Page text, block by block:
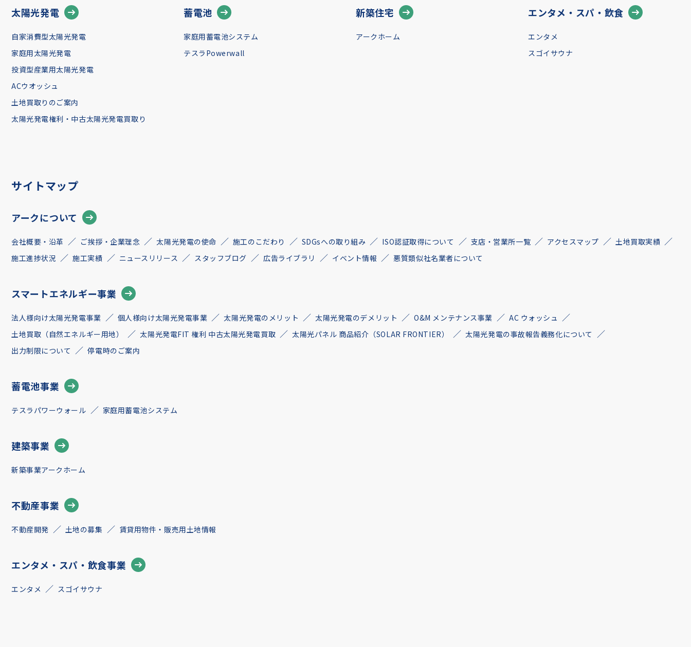
太陽光発電
自家消費型太陽光発電
家庭用太陽光発電
投資型産業用太陽光発電
ACウオッシュ
土地買取りのご案内
太陽光発電権利・中古太陽光発電買取り
蓄電池
家庭用蓄電池システム
テスラPowerwall
新築住宅
アークホーム
エンタメ・スパ・飲食
エンタメ
スゴイサウナ
サイトマップ
アークについて
会社概要・沿革 ご挨拶・企業理念 太陽光発電の使命 施工のこだわり SDGsへの取り組み ISO認証取得について 支店・営業所一覧 アクセスマップ
土地買取実績
施工進捗状況
施工実績 ニュースリリース スタッフブログ 広告ライブラリ イベント情報 悪質類似社名業者について
スマートエネルギー事業
法人様向け太陽光発電事業 個人様向け太陽光発電事業 太陽光発電のメリット 太陽光発電のデメリット O&M メンテナンス事業
AC ウォッシュ
土地買取（自然エネルギー用地）
太陽光発電FIT 権利 中古太陽光発電買取 太陽光パネル 商品紹介（SOLAR FRONTIER）
太陽光発電の事故報告義務化について
出力制限について
停電時のご案内
蓄電池事業
テスラパワーウォール 家庭用蓄電池システム
建築事業
新築事業アークホーム
不動産事業
不動産開発 土地の募集 賃貸用物件・販売用土地情報
エンタメ・スパ・飲食事業
エンタメ スゴイサウナ